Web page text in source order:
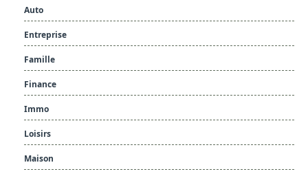
Auto
Entreprise
Famille
Finance
Immo
Loisirs
Maison